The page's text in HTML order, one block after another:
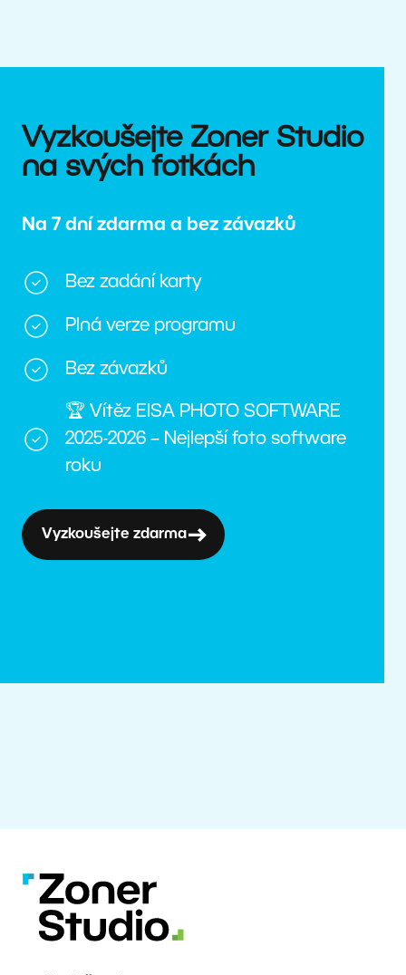
Vyzkoušejte Zoner Studio
na svých fotkách
Na 7 dní zdarma a bez závazků
Bez zadání karty
Plná verze programu
Bez závazků
🏆 Vítěz EISA PHOTO SOFTWARE
2025-2026 – Nejlepší foto software
roku
Vyzkoušejte zdarma